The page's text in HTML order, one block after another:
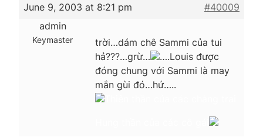
June 9, 2003 at 8:21 pm
#40009
admin
Keymaster
trời…dám chê Sammi của tui
hả???…grừ…
….Louis được
đóng chung với Sammi là may
mắn gùi đó…hứ…..